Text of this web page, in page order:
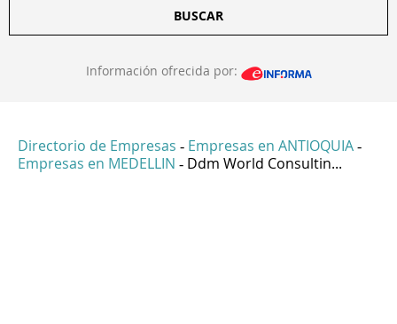
BUSCAR
Información ofrecida por:
Directorio de Empresas - Empresas en ANTIOQUIA -
Empresas en MEDELLIN - Ddm World Consultin...